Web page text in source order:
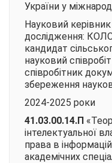
України у
Науковий
дослідження:
кандидат
науковий
співробітник
збереження
2024-2025 роки
41.03.00.14.П
інтелектуальної
права в
академічних